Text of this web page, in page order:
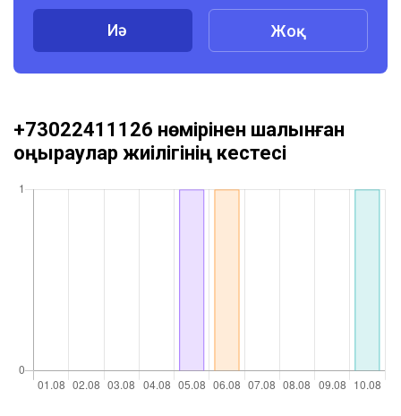
Иә Жоқ
+73022411126 нөмірінен шалынған
қоңыраулар жиілігінің кестесі